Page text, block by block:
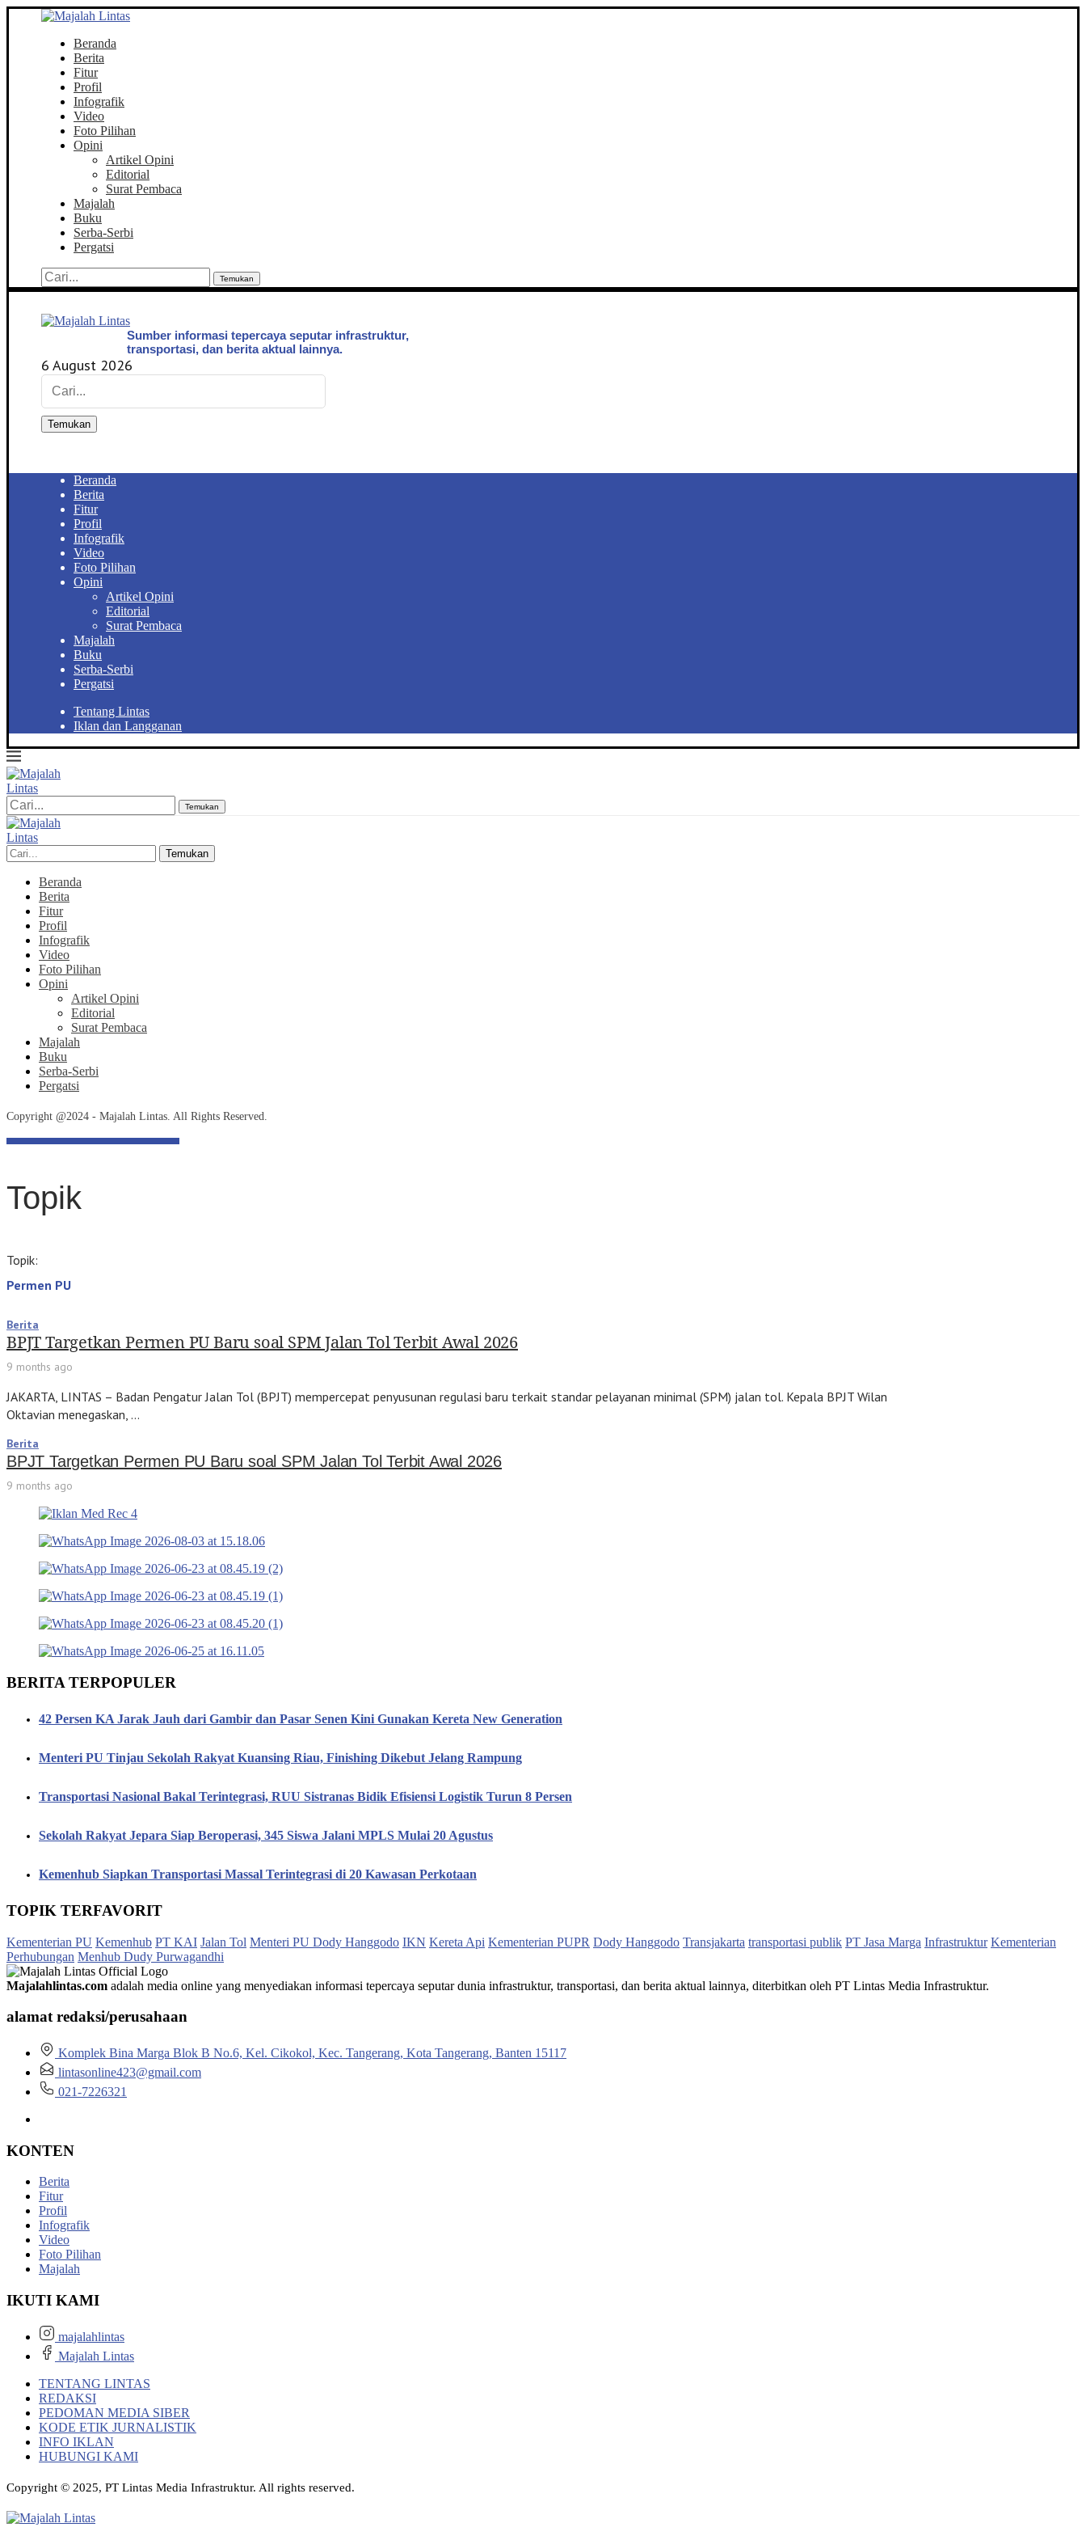
Beranda
Berita
Fitur
Profil
Infografik
Video
Foto Pilihan
Opini
Artikel Opini
Editorial
Surat Pembaca
Majalah
Buku
Serba-Serbi
Pergatsi
Temukan
Sumber informasi tepercaya seputar infrastruktur,
transportasi, dan berita aktual lainnya.
6 August 2026
Temukan
Beranda
Berita
Fitur
Profil
Infografik
Video
Foto Pilihan
Opini
Artikel Opini
Editorial
Surat Pembaca
Majalah
Buku
Serba-Serbi
Pergatsi
Tentang Lintas
Iklan dan Langganan
Temukan
Temukan
Beranda
Berita
Fitur
Profil
Infografik
Video
Foto Pilihan
Opini
Artikel Opini
Editorial
Surat Pembaca
Majalah
Buku
Serba-Serbi
Pergatsi
Copyright @2024 - Majalah Lintas. All Rights Reserved.
Topik
Topik:
Permen PU
Berita
BPJT Targetkan Permen PU Baru soal SPM Jalan Tol Terbit Awal 2026
9 months ago
JAKARTA, LINTAS – Badan Pengatur Jalan Tol (BPJT) mempercepat penyusunan regulasi baru terkait standar pelayanan minimal (SPM) jalan tol. Kepala BPJT Wilan
Oktavian menegaskan, …
Berita
BPJT Targetkan Permen PU Baru soal SPM Jalan Tol Terbit Awal 2026
9 months ago
BERITA TERPOPULER
42 Persen KA Jarak Jauh dari Gambir dan Pasar Senen Kini Gunakan Kereta New Generation
Menteri PU Tinjau Sekolah Rakyat Kuansing Riau, Finishing Dikebut Jelang Rampung
Transportasi Nasional Bakal Terintegrasi, RUU Sistranas Bidik Efisiensi Logistik Turun 8 Persen
Sekolah Rakyat Jepara Siap Beroperasi, 345 Siswa Jalani MPLS Mulai 20 Agustus
Kemenhub Siapkan Transportasi Massal Terintegrasi di 20 Kawasan Perkotaan
TOPIK TERFAVORIT
Kementerian PU Kemenhub PT KAI Jalan Tol Menteri PU Dody Hanggodo IKN Kereta Api Kementerian PUPR Dody Hanggodo Transjakarta transportasi publik PT Jasa Marga Infrastruktur Kementerian
Perhubungan Menhub Dudy Purwagandhi
Majalahlintas.com adalah media online yang menyediakan informasi tepercaya seputar dunia infrastruktur, transportasi, dan berita aktual lainnya, diterbitkan oleh PT Lintas Media Infrastruktur.
alamat redaksi/perusahaan
Komplek Bina Marga Blok B No.6, Kel. Cikokol, Kec. Tangerang, Kota Tangerang, Banten 15117
lintasonline423@gmail.com
021-7226321
KONTEN
Berita
Fitur
Profil
Infografik
Video
Foto Pilihan
Majalah
IKUTI KAMI
majalahlintas
Majalah Lintas
TENTANG LINTAS
REDAKSI
PEDOMAN MEDIA SIBER
KODE ETIK JURNALISTIK
INFO IKLAN
HUBUNGI KAMI
Copyright © 2025, PT Lintas Media Infrastruktur. All rights reserved.